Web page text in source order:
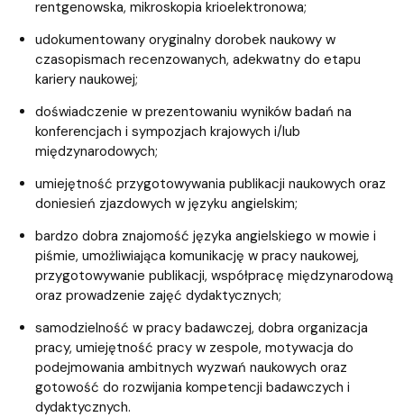
rentgenowska, mikroskopia krioelektronowa;
udokumentowany oryginalny dorobek naukowy w
czasopismach recenzowanych, adekwatny do etapu
kariery naukowej;
doświadczenie w prezentowaniu wyników badań na
konferencjach i sympozjach krajowych i/lub
międzynarodowych;
umiejętność przygotowywania publikacji naukowych oraz
doniesień zjazdowych w języku angielskim;
bardzo dobra znajomość języka angielskiego w mowie i
piśmie, umożliwiająca komunikację w pracy naukowej,
przygotowywanie publikacji, współpracę międzynarodową
oraz prowadzenie zajęć dydaktycznych;
samodzielność w pracy badawczej, dobra organizacja
pracy, umiejętność pracy w zespole, motywacja do
podejmowania ambitnych wyzwań naukowych oraz
gotowość do rozwijania kompetencji badawczych i
dydaktycznych.